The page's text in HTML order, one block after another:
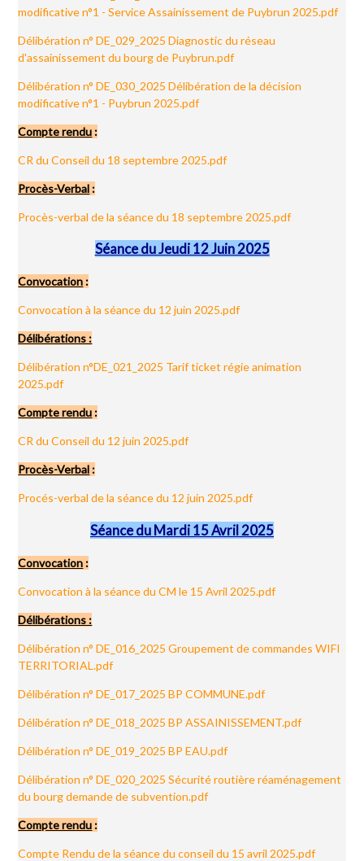
modificative n°1 - Service Assainissement de Puybrun 2025.pdf
Délibération n° DE_029_2025 Diagnostic du réseau
d'assainissement du bourg de Puybrun.pdf
Délibération n° DE_030_2025 Délibération de la décision
modificative n°1 - Puybrun 2025.pdf
Compte rendu :
CR du Conseil du 18 septembre 2025.pdf
Procès-Verbal :
Procès-verbal de la séance du 18 septembre 2025.pdf
Séance du Jeudi 12 Juin 2025
Convocation :
Convocation à la séance du 12 juin 2025.pdf
Délibérations :
Délibération n°DE_021_2025 Tarif ticket régie animation
2025.pdf
Compte rendu :
CR du Conseil du 12 juin 2025.pdf
Procès-Verbal :
Procés-verbal de la séance du 12 juin 2025.pdf
Séance du Mardi 15 Avril 2025
Convocation :
Convocation à la séance du CM le 15 Avril 2025.pdf
Délibérations :
Délibération n° DE_016_2025 Groupement de commandes WIFI
TERRITORIAL.pdf
Délibération n° DE_017_2025 BP COMMUNE.pdf
Délibération n° DE_018_2025 BP ASSAINISSEMENT.pdf
Délibération n° DE_019_2025 BP EAU.pdf
Délibération n° DE_020_2025 Sécurité routière réaménagement
du bourg demande de subvention.pdf
Compte rendu :
Compte Rendu de la séance du conseil du 15 avril 2025.pdf